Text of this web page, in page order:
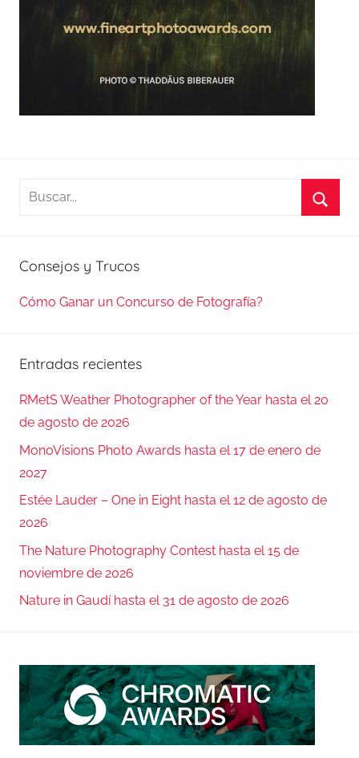
Buscar:
Consejos y Trucos
Cómo Ganar un Concurso de Fotografía?
Entradas recientes
RMetS Weather Photographer of the Year hasta el 20
de agosto de 2026
MonoVisions Photo Awards hasta el 17 de enero de
2027
Estée Lauder – One in Eight hasta el 12 de agosto de
2026
The Nature Photography Contest hasta el 15 de
noviembre de 2026
Nature in Gaudí hasta el 31 de agosto de 2026